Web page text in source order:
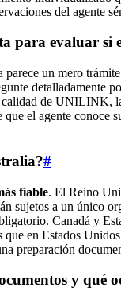
del agente
evaluar si
parece un mero
detalladamente
calidad de UNILINK,
el agente
#
fiable. El Reino
sujetos a un único
Canadá y
que en Estados
preparación
y qué